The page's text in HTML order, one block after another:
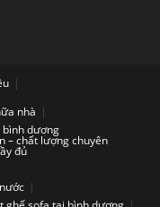
nhà
bình dương
– chất lượng chuyên
đủ